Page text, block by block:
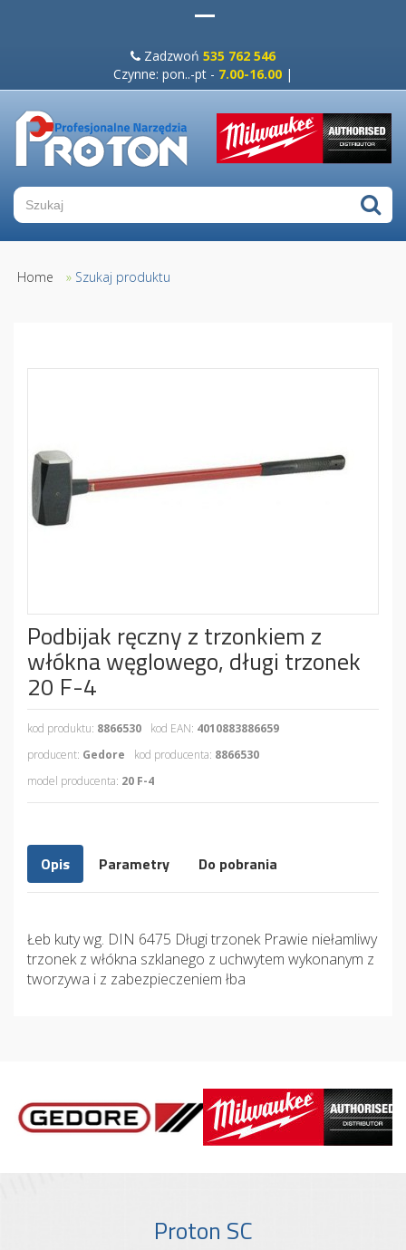
Zadzwoń 535 762 546
Czynne: pon..-pt - 7.00-16.00 |
Home » Szukaj produktu
Podbijak ręczny z trzonkiem z
włókna węglowego, długi trzonek
20 F-4
kod produktu: 8866530 kod EAN: 4010883886659
producent: Gedore kod producenta: 8866530
model producenta: 20 F-4
Opis Parametry Do pobrania
Łeb kuty wg. DIN 6475 Długi trzonek Prawie niełamliwy
trzonek z włókna szklanego z uchwytem wykonanym z
tworzywa i z zabezpieczeniem łba
Proton SC